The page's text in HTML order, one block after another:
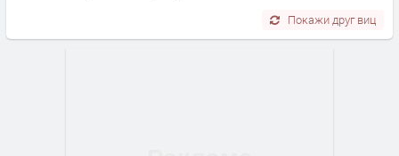
Покажи друг виц